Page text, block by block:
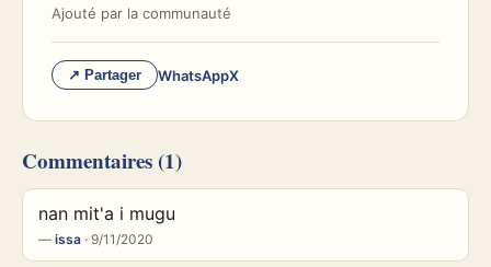
Ajouté par la communauté
↗ Partager WhatsAppX
Commentaires (1)
nan mit'a i mugu
— issa · 9/11/2020